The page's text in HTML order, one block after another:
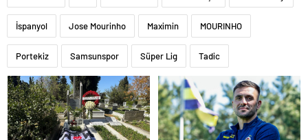
İspanyol Jose Mourinho Maximin MOURINHO
Portekiz Samsunspor Süper Lig Tadic